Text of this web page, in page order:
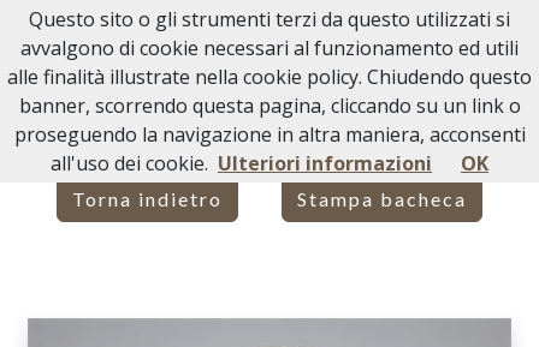
Necrologi Acqui Terme
Acqui Terme OSVALDO SANTIERO
Torna indietro Stampa bacheca
Questo sito o gli strumenti terzi da questo utilizzati si
avvalgono di cookie necessari al funzionamento ed utili
alle finalità illustrate nella cookie policy. Chiudendo questo
banner, scorrendo questa pagina, cliccando su un link o
proseguendo la navigazione in altra maniera, acconsenti
all'uso dei cookie. Ulteriori informazioni OK